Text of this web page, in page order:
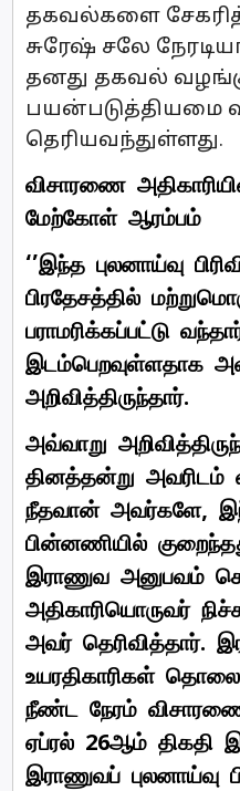
தகவல்களை
சுரேஷ் சலே
தனது தகவல்
பயன்படுத்தியமை
தெரியவந்துள்ளது.
விசாரணை
மேற்கோள் ஆரம்பம்
‘’இந்த புலனாய்வு
பிரதேசத்தில்
பராமரிக்கப்பட்டு
இடம்பெறவுள்ளதாக
அறிவித்திருந்தார்.
அவ்வாறு
தினத்தன்று
நீதவான் அவர்களே,
பின்னணியில்
இராணுவ அனுபவம்
அதிகாரியொருவர்
அவர் தெரிவித்தார்.
உயரதிகாரிகள்
நீண்ட நேரம்
ஏப்ரல் 26ஆம் திகதி
இராணுவப் புலனாய்வு